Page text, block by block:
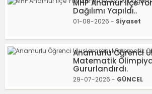
MHP Anamur İlçe
Dağılımı Yapıldı..
01-08-2026 - Siyaset
Anamurlu Öğrenci
Matematik
Gururlandırdı.
29-07-2026 - GÜNCEL